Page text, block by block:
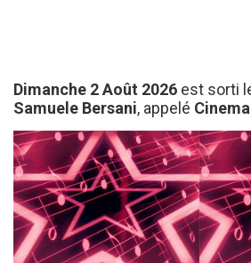
Dimanche 2 Août 2026 est sorti
Samuele Bersani, appelé